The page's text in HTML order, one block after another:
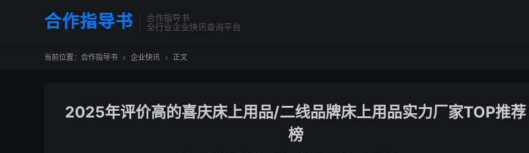
合作指导书
合作指导书
全行业企业快讯查询平台
当前位置： 合作指导书  企业快讯  正文
2025年评价高的喜庆床上用品/二线品牌床上用品实力厂家TOP推荐
榜